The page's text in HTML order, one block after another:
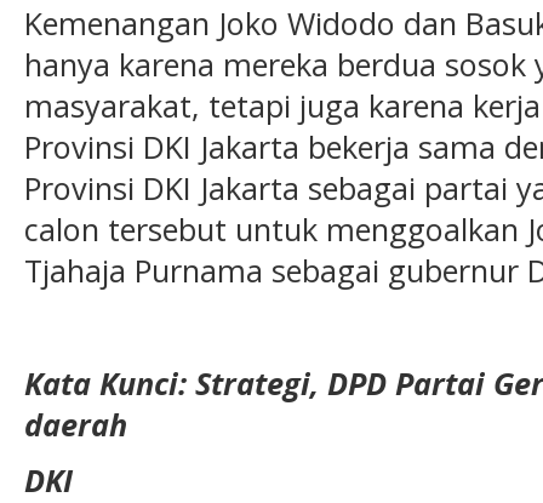
Kemenangan Joko Widodo dan
hanya karena mereka berdua
masyarakat, tetapi juga karena
Provinsi DKI Jakarta bekerja sama
Provinsi DKI Jakarta sebagai partai
calon tersebut untuk menggoalkan
Tjahaja Purnama sebagai gubernur
Kata Kunci: Strategi, DPD Partai
daerah
DKI